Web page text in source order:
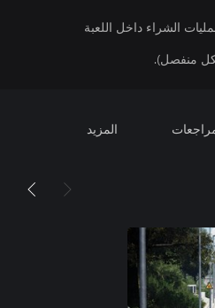
الشراء داخل اللعبة
منفصل).
المزيد